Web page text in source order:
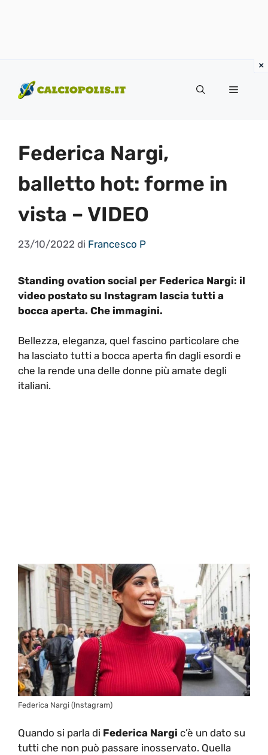
contenuto
Menu
Federica Nargi,
balletto hot: forme in
vista – VIDEO
23/10/2022 di Francesco P
Standing ovation social per Federica Nargi: il
video postato su Instagram lascia tutti a
bocca aperta. Che immagini.
Bellezza, eleganza, quel fascino particolare che
ha lasciato tutti a bocca aperta fin dagli esordi e
che la rende una delle donne più amate degli
italiani.
Federica Nargi (Instagram)
Quando si parla di Federica Nargi c’è un dato su
tutti che non può passare inosservato. Quella